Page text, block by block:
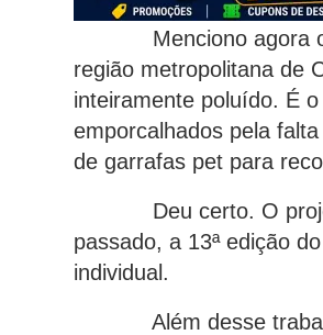
Menciono agora o
região metropolitana de
inteiramente poluído. É
emporcalhados pela
de garrafas pet para
Deu certo. O projeto
passado, a 13ª edição
individual.
Além desse trabalho